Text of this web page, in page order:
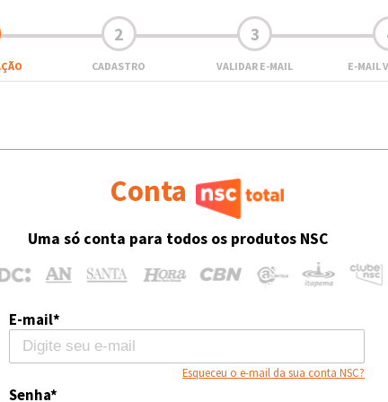
2
CADASTRO
3
VALIDAR E-MAIL E-MAIL
Conta
Uma só conta para todos os produtos NSC
E-mail*
Esqueceu o e-mail da sua conta NSC?
Senha*